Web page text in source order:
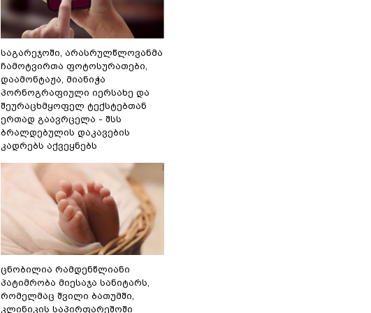
საგარეჯოში, არასრულწლოვანმა
ჩამოტვირთა ფოტოსურათები,
დაამონტაჟა, მიანიჭა
პორნოგრაფიული იერსახე და
შეურაცხმყოფელ ტექსტებთან
ერთად გაავრცელა - შსს
ბრალდებულის დაკავების
კადრებს აქვეყნებს
ცნობილია რამდენწლიანი
პატიმრობა მიესაჯა სანიტარს,
რომელმაც შვილი ბათუმში,
კლინიკის საპირფარეშოში